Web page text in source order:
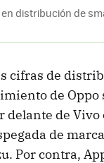
distribución de
cifras de
de Oppo
delante de Vivo
de
Por contra,